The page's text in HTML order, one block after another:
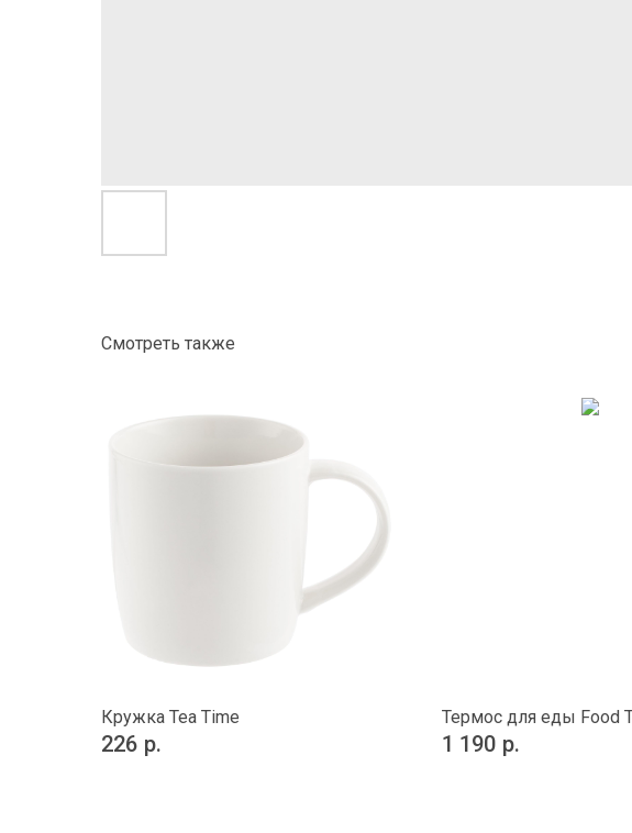
Смотреть также
Кружка Tea Time
226 р.
Термос для еды Food
1 190 р.